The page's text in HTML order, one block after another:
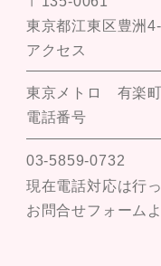
東京都江東区豊洲
アクセス
東京メトロ 有楽
電話番号
03-5859-0732
現在電話対応は行
お問合せフォーム